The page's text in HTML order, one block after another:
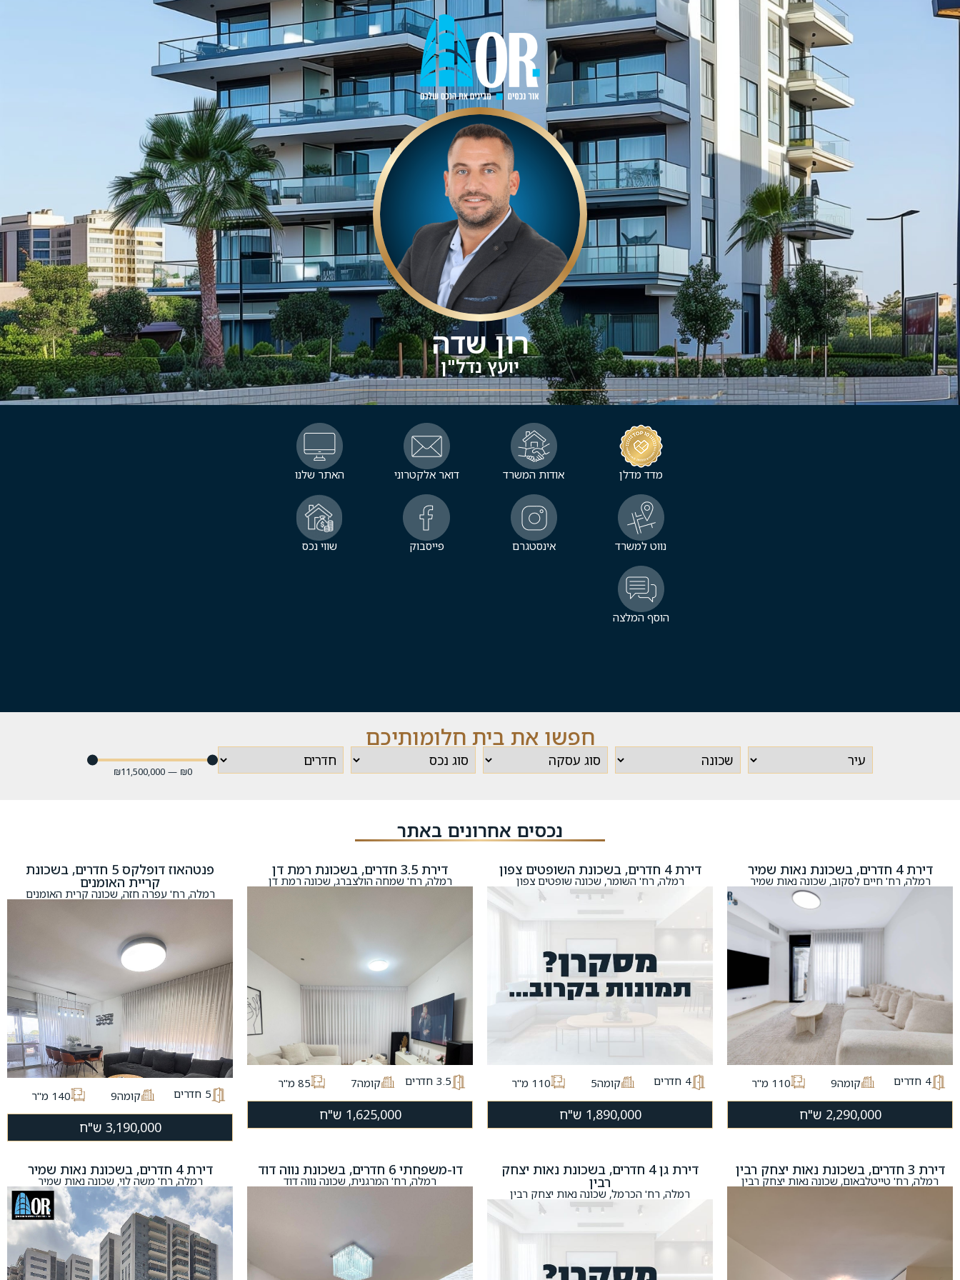
רון שדה
יועץ נדל"ן
מדד מדלן אודות המשרד דואר אלקטרוני האתר שלנו
נווט למשרד אינסטגרם פייסבוק שווי נכס
הוסף המלצה
חפשו את בית חלומותיכם
₪0
—
₪11,500,000
נכסים אחרונים באתר
דירת 4 חדרים, בשכונת נאות שמיר
רמלה, רח' חיים לסקוב, שכונה נאות שמיר
4 חדרים קומה9 110 מ"ר
2,290,000 ש"ח
דירת 4 חדרים, בשכונת השופטים צפון
רמלה, רח' השומר, שכונה שופטים צפון
4 חדרים קומה5 110 מ"ר
1,890,000 ש"ח
דירת 3.5 חדרים, בשכונת רמת דן
רמלה, רח' שמחה הולצברג, שכונה רמת דן
3.5 חדרים קומה7 85 מ"ר
1,625,000 ש"ח
פנטהאוז דופלקס 5 חדרים, בשכונת
קריית האומנים
רמלה, רח' עפרה חזה, שכונה קרית האומנים
5 חדרים קומה9 140 מ"ר
3,190,000 ש"ח
דירת 3 חדרים, בשכונת נאות יצחק רבין
רמלה, רח' טייטלבאום, שכונה נאות יצחק רבין
דירת גן 4 חדרים, בשכונת נאות יצחק
רבין
רמלה, רח' הכרמל, שכונה נאות יצחק רבין
דו-משפחתי 6 חדרים, בשכונת נווה דוד
רמלה, רח' המרגנית, שכונה נווה דוד
דירת 4 חדרים, בשכונת נאות שמיר
רמלה, רח' משה לוי, שכונה נאות שמיר